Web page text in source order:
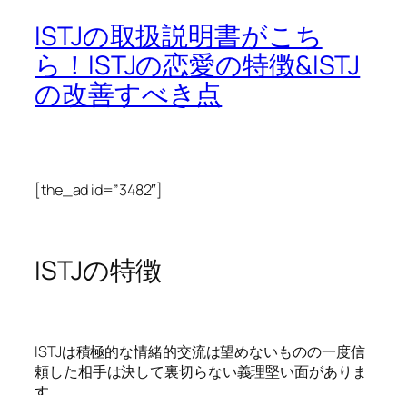
ISTJの取扱説明書がこち
ら！ISTJの恋愛の特徴&ISTJ
の改善すべき点
[the_ad id=”3482″]
ISTJの特徴
ISTJは積極的な情緒的交流は望めないものの一度信
頼した相手は決して裏切らない義理堅い面がありま